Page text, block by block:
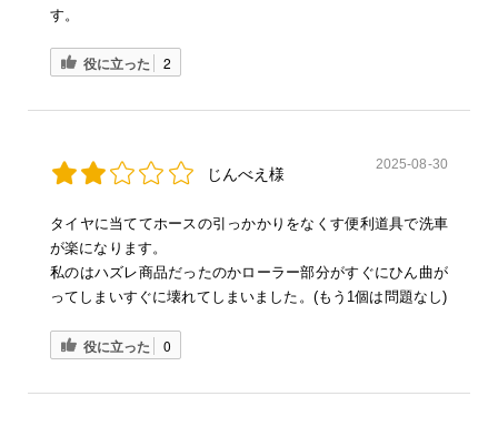
す。
役に立った 2
じんべえ様
2025-08-30
タイヤに当ててホースの引っかかりをなくす便利道具で洗車
が楽になります。
私のはハズレ商品だったのかローラー部分がすぐにひん曲が
ってしまいすぐに壊れてしまいました。(もう1個は問題なし)
役に立った 0